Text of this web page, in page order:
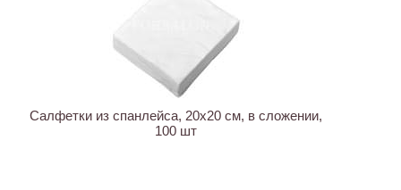
Салфетки из спанлейса, 20х20 см, в сложении,
100 шт